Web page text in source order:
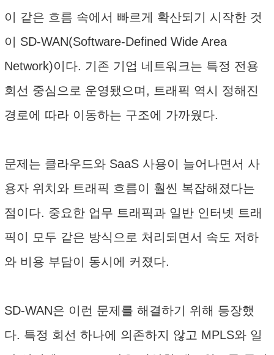
이 같은 흐름 속에서 빠르게 확산되기 시작한 것
이 SD-WAN(Software-Defined Wide Area
Network)이다. 기존 기업 네트워크는 특정 전용
회선 중심으로 운영됐으며, 트래픽 역시 정해진
경로에 따라 이동하는 구조에 가까웠다.
문제는 클라우드와 SaaS 사용이 늘어나면서 사
용자 위치와 트래픽 흐름이 훨씬 복잡해졌다는
점이다. 중요한 업무 트래픽과 일반 인터넷 트래
픽이 모두 같은 방식으로 처리되면서 속도 저하
와 비용 부담이 동시에 커졌다.
SD-WAN은 이런 문제를 해결하기 위해 등장했
다. 특정 회선 하나에 의존하지 않고 MPLS와 일